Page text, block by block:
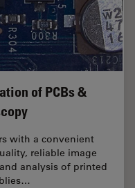
of PCBs &
with a convenient
reliable image
analysis of printed